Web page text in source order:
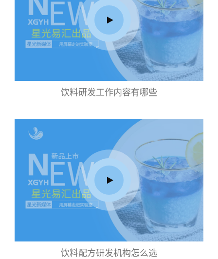
饮料研发工作内容有哪些
饮料配方研发机构怎么选